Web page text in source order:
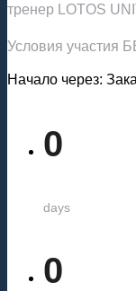
тренер LOTOS
Условия
Начало через:
0
days
0